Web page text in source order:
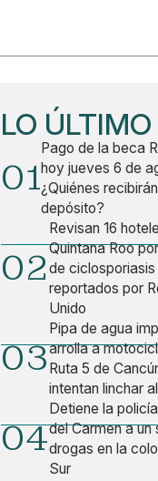
LO ÚLTIMO
01
Pago de la beca
hoy jueves 6 de
¿Quiénes
depósito?
02
Revisan 16
Quintana Roo
de ciclosporiasis
reportados por
Unido
03
Pipa de agua
arrolla a
Ruta 5 de
intentan linchar
04
Detiene la
del Carmen a un
drogas en la
Sur